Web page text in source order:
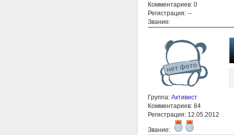
Комментариев: 0
Регистрация: --
Звание:
Группа: Активист
Комментариев: 84
Регистрация: 12.05.2012
Звание: